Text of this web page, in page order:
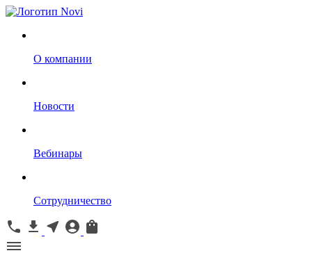
О компании
Новости
Вебинары
Сотрудничество